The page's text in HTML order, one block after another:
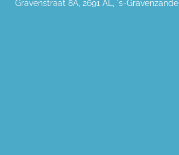
Gravenstraat 8A, 2691 AL, 's-Gravenzande